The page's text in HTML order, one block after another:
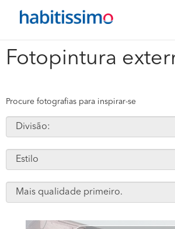
Procure fotografias para inspirar-se